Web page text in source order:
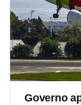
Governo